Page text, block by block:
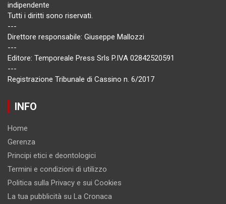
indipendente
Tutti i diritti sono riservati.
---
Direttore responsabile: Giuseppe Mallozzi
---
Editore: Temporeale Press Srls P.IVA 02842520591
---
Registrazione Tribunale di Cassino n. 6/2017
INFO
Home
Gerenza
Principi etici e deontologici
Termini e condizioni di utilizzo
Politica sulla Privacy e sui Cookies
La tua pubblicità su La Cronaca